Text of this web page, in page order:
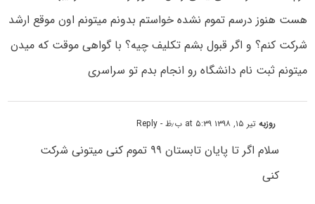
هست هنوز درسم تموم نشده خواستم بدونم میتونم اون موقع ارشد
شرکت کنم؟ و اگر قبول بشم تکلیف چیه؟ با گواهی موقت که میدن
میتونم ثبت نام دانشگاه رو انجام بدم تو سراسری
روزبهتیر ۱۵, ۱۳۹۸ at ۵:۳۹ ب٫ظ - Reply
سلام اگر‌ تا پایان تابستان ۹۹ تموم کنی میتونی شرکت
کنی